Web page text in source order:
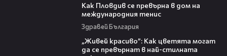
Как Пловдив се превърна в дом на
международния тенис
Здравей България
„Живей красиво”: Как цветята могат
да се превърнат в най-стилната